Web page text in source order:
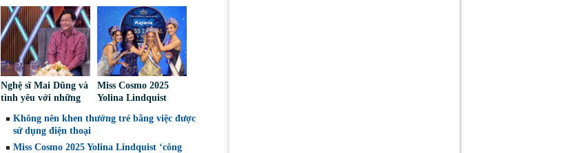
Nghệ sĩ Mai Dũng và
tình yêu với những
Miss Cosmo 2025
Yolina Lindquist
đại diện mới tranh
Không nên khen thưởng trẻ bằng việc được
sử dụng điện thoại
Miss Cosmo 2025 Yolina Lindquist ‘công